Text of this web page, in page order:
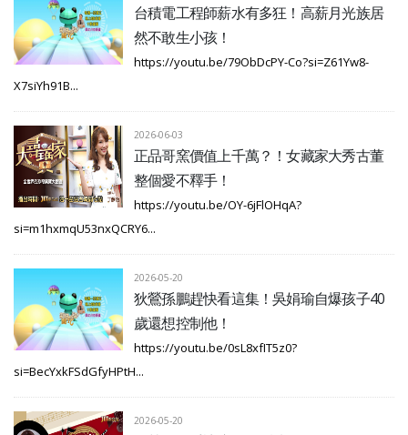
台積電工程師薪水有多狂！高薪月光族居
然不敢生小孩！
https://youtu.be/79ObDcPY-Co?si=Z61Yw8-
X7siYh91B...
2026-06-03
正品哥窯價值上千萬？！女藏家大秀古董
整個愛不釋手！
https://youtu.be/OY-6jFlOHqA?
si=m1hxmqU53nxQCRY6...
2026-05-20
狄鶯孫鵬趕快看這集！吳娟瑜自爆孩子40
歲還想控制他！
https://youtu.be/0sL8xfIT5z0?
si=BecYxkFSdGfyHPtH...
2026-05-20